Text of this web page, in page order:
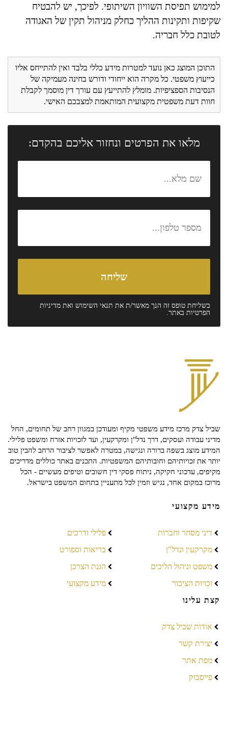
למימוש תפיסת השוויון השיתופי. לפיכך, יש להבטיח
שקיפות ותקינות ההליך כחלק מניהול תקין של האגודה
לטובת כלל חבריה.
התוכן המוצג כאן נועד למטרות מידע כללי בלבד ואין להתייחס אליו
כייעוץ משפטי. כל מקרה הוא ייחודי ודורש בחינה מעמיקה של
הנסיבות הספציפיות. מומלץ להתייעץ עם עורך דין מוסמך לקבלת
חוות דעת משפטית מקצועית המותאמת למצבכם האישי.
מלאו את הפרטים ונחזור אליכם בהקדם:
בשליחת טופס זה הנך מאשר/ת את תנאי השימוש ואת מדיניות
הפרטיות באתר.
שביל צדק מרכז מידע משפטי מקיף ומעודכן במגוון רחב של תחומים, החל
מדיני עבודה ועסקים, דרך נדל"ן ומקרקעין, ועד לזכויות אזרח ומשפט פלילי.
המידע מוצג בשפה ברורה ונגישה, במטרה לאפשר לציבור הרחב להבין טוב
יותר את זכויותיהם וחובותיהם המשפטיות. התכנים באתר כוללים מדריכים
מקיפים, עדכוני חקיקה, ניתוח פסקי דין חשובים וטיפים מעשיים - הכל
מרוכז במקום אחד, נגיש וזמין לכל מתעניין בתחום המשפט בישראל.
מידע מקצועי
דיני מסחר וחברות
מקרקעין ונדל"ן
משפט וניהול הליכים
זכויות הציבור
פלילי ודרכים
בריאות וספורט
הגנת הצרכן
מידע מקצועי
קצת עלינו
אודות שביל צדק
יצירת קשר
מפת אתר
פייסבוק